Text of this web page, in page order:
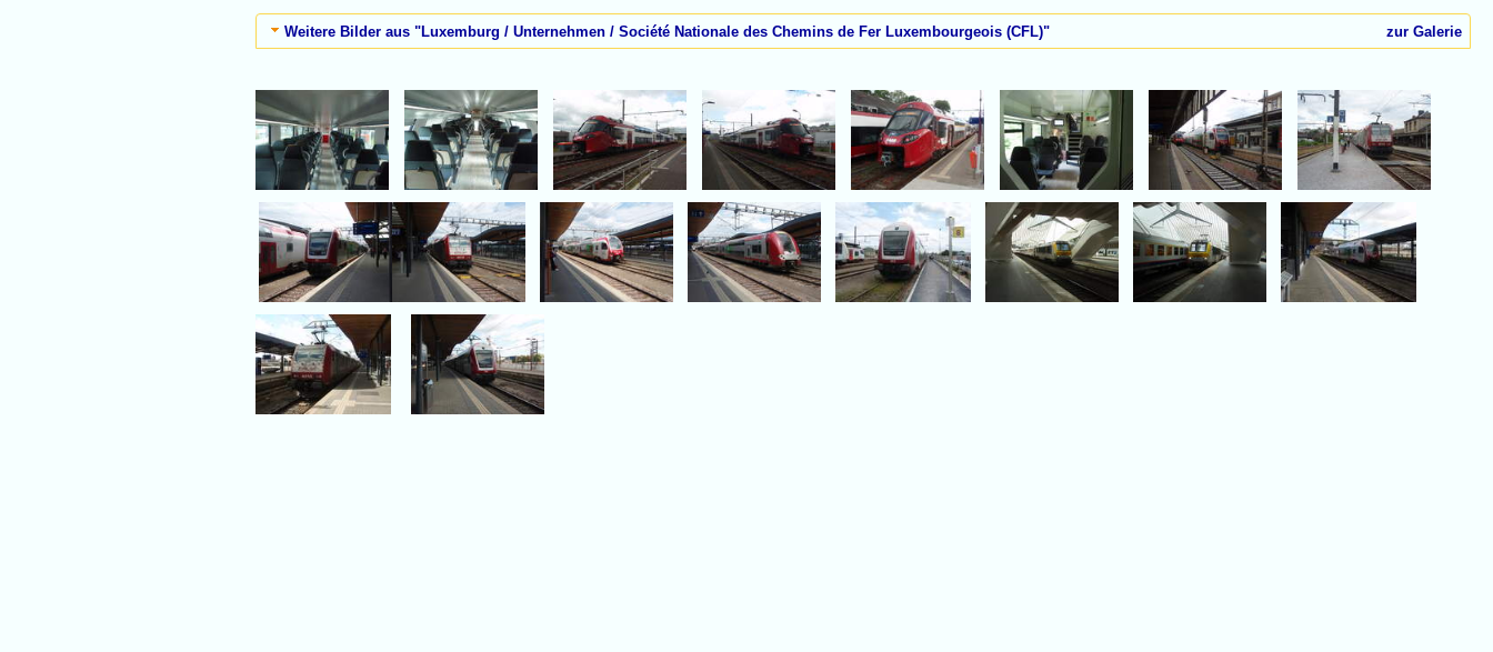
zur Galerie
Weitere Bilder aus "Luxemburg / Unternehmen / Société Nationale des Chemins de Fer Luxembourgeois (CFL)"